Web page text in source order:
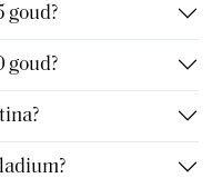
goud?
goud?